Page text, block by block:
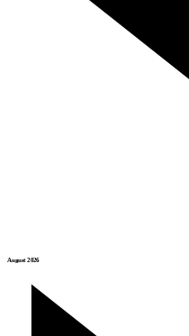
August 2026